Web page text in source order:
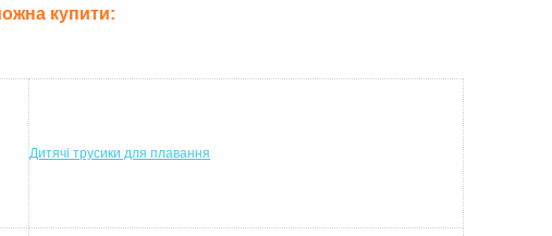
купити:
Дитячі трусики для плавання